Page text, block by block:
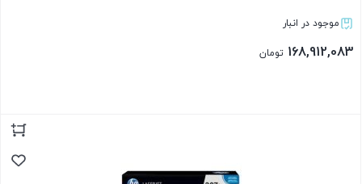
موجود در انبار
168,912,083 تومان